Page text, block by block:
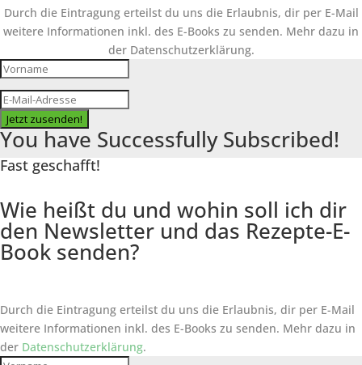
Durch die Eintragung erteilst du uns die Erlaubnis, dir per E-Mail
weitere Informationen inkl. des E-Books zu senden. Mehr dazu in
der Datenschutzerklärung.
Jetzt zusenden!
You have Successfully Subscribed!
Fast geschafft!
Wie heißt du und wohin soll ich dir
den Newsletter und das Rezepte-E-
Book senden?
Durch die Eintragung erteilst du uns die Erlaubnis, dir per E-Mail
weitere Informationen inkl. des E-Books zu senden. Mehr dazu in
der Datenschutzerklärung.